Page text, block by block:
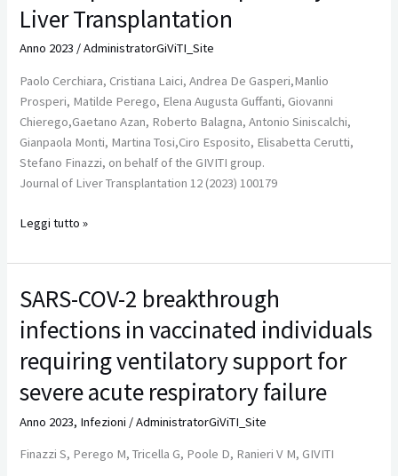
Liver Transplantation
Anno 2023 /AdministratorGiViTI_Site
Paolo Cerchiara, Cristiana Laici, Andrea De Gasperi,Manlio
Prosperi, Matilde Perego, Elena Augusta Guffanti, Giovanni
Chierego,Gaetano Azan, Roberto Balagna, Antonio Siniscalchi,
Gianpaola Monti, Martina Tosi,Ciro Esposito, Elisabetta Cerutti,
Stefano Finazzi, on behalf of the GIVITI group.
Journal of Liver Transplantation 12 (2023) 100179
learning-
derived
rule
promote
ERAS
pathways
Leggi tutto »
SARS-COV-2 breakthrough
infections in vaccinated individuals
requiring ventilatory support for
severe acute respiratory failure
Anno 2023, Infezioni /AdministratorGiViTI_Site
Finazzi S, Perego M, Tricella G, Poole D, Ranieri V M, GIVITI
SARS-
COV-
breakthrough
infections
in
vaccinated
requiring